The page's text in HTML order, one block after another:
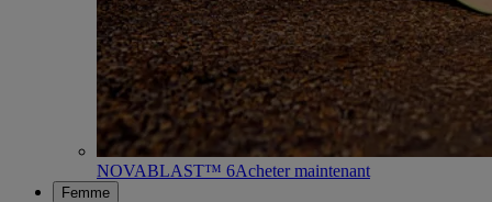
NOVABLAST™ 6Acheter maintenant
Femme